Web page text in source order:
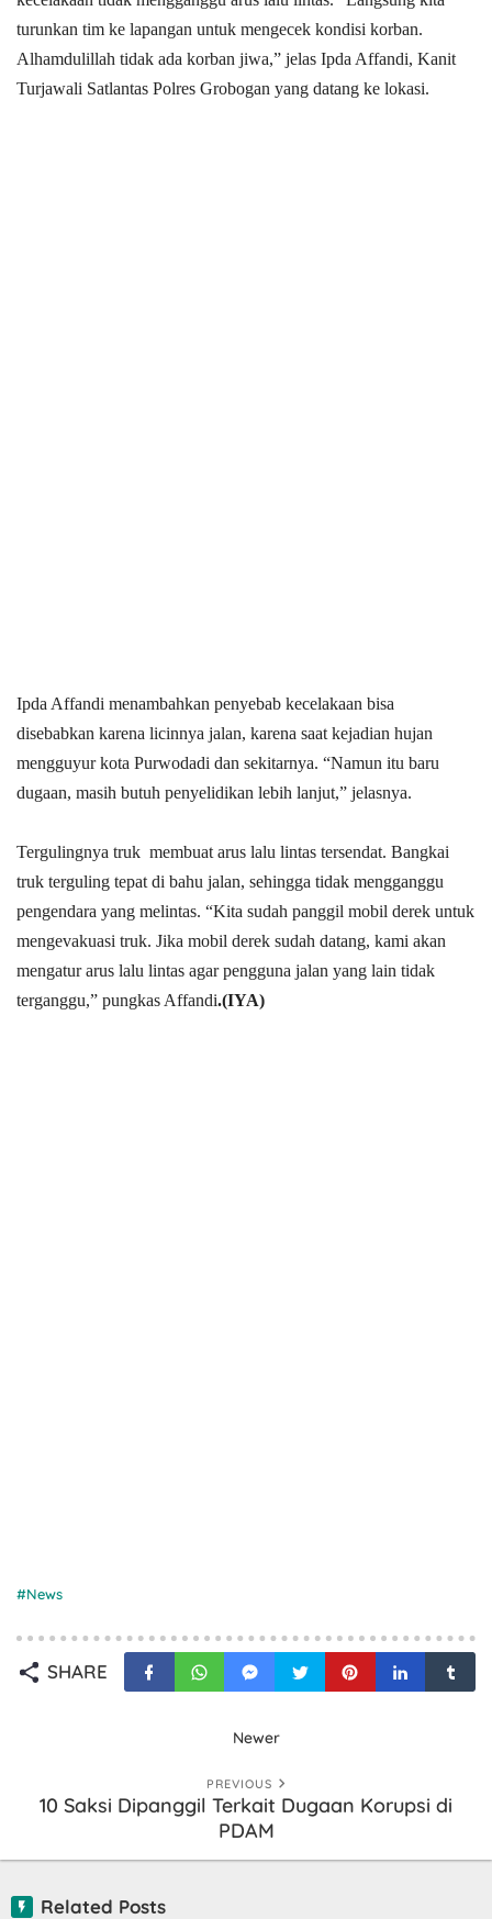
turunkan tim ke lapangan untuk mengecek kondisi korban.
Alhamdulillah tidak ada korban jiwa,” jelas Ipda Affandi, Kanit
Turjawali Satlantas Polres Grobogan yang datang ke lokasi.
Ipda Affandi menambahkan penyebab kecelakaan bisa
disebabkan karena licinnya jalan, karena saat kejadian hujan
mengguyur kota Purwodadi dan sekitarnya. “Namun itu baru
dugaan, masih butuh penyelidikan lebih lanjut,” jelasnya.
Tergulingnya truk membuat arus lalu lintas tersendat. Bangkai
truk terguling tepat di bahu jalan, sehingga tidak mengganggu
pengendara yang melintas. “Kita sudah panggil mobil derek untuk
mengevakuasi truk. Jika mobil derek sudah datang, kami akan
mengatur arus lalu lintas agar pengguna jalan yang lain tidak
terganggu,” pungkas Affandi.(IYA)
News
SHARE
Newer
PREVIOUS
10 Saksi Dipanggil Terkait Dugaan Korupsi di
PDAM
Related Posts